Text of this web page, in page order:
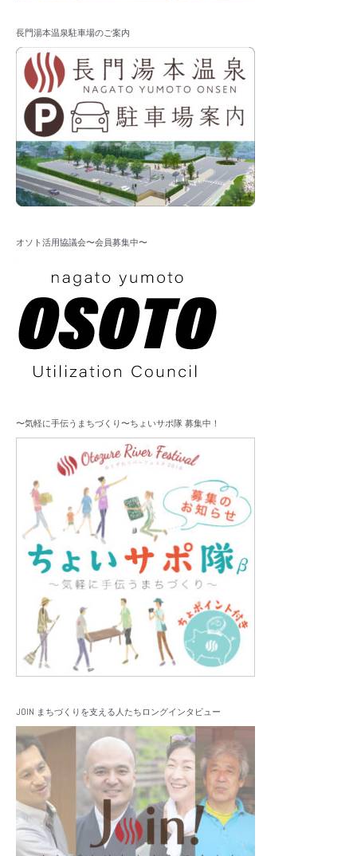
長門湯本温泉駐車場のご案内
オソト活用協議会〜会員募集中〜
〜気軽に手伝うまちづくり〜ちょいサポ隊 募集中！
JOIN まちづくりを支える人たちロングインタビュー